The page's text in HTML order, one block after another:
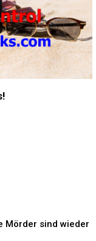
Mörder sind wieder